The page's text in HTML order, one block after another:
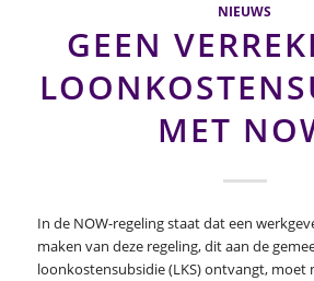
NIEUWS
GEEN
MET
In de NOW-regeling staat dat een
maken van deze regeling, dit aan de
loonkostensubsidie (LKS) ontvangt, moet